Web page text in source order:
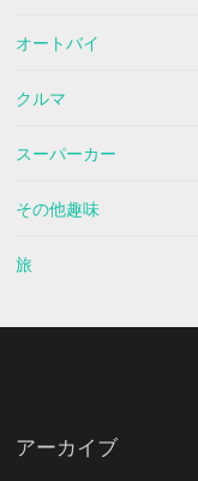
オートバイ
クルマ
スーパーカー
その他趣味
旅
アーカイブ